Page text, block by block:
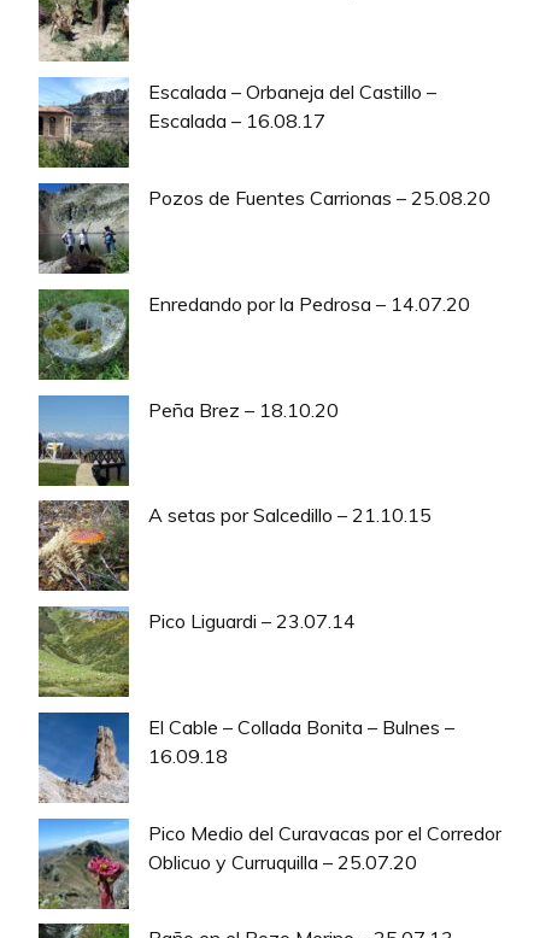
Escalada – Orbaneja del Castillo –
Escalada – 16.08.17
Pozos de Fuentes Carrionas – 25.08.20
Enredando por la Pedrosa – 14.07.20
Peña Brez – 18.10.20
A setas por Salcedillo – 21.10.15
Pico Liguardi – 23.07.14
El Cable – Collada Bonita – Bulnes –
16.09.18
Pico Medio del Curavacas por el Corredor
Oblicuo y Curruquilla – 25.07.20